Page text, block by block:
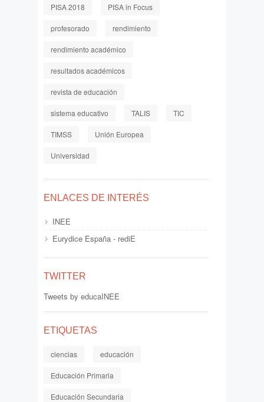
PISA 2018 PISA in Focus
profesorado rendimiento
rendimiento académico
resultados académicos
revista de educación
sistema educativo TALIS TIC
TIMSS Unión Europea
Universidad
ENLACES DE INTERÉS
INEE
Eurydice España - rediE
TWITTER
Tweets by educaINEE
ETIQUETAS
ciencias educación
Educación Primaria
Educación Secundaria